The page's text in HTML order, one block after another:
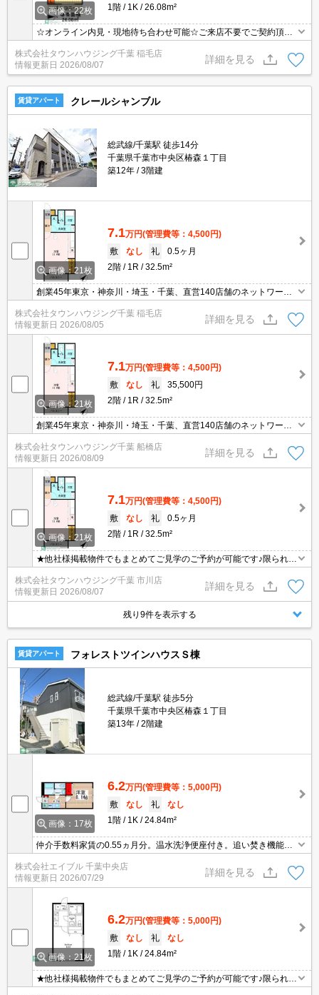
画像：22枚
1階
1K 26.08m²
☆オンライン内見・現地待ち合わせ可能☆ご来店不要でご契約頂く
事も可能です！お部屋探しは【タウンハウジング蘇我店】にお任せ
ください！
株式会社タウンハウジング千葉 稲毛店
情報更新日 2026/08/07
詳細を見る
賃貸アパート クレールシャンブル
総武線/千葉駅 徒歩14分
千葉県千葉市中央区椿森１丁目
築12年
3階建
画像：21枚
7.1万円(管理費等：4,500円)
敷
なし 礼
0.5ヶ月
2階
1R 32.5m²
創業45年東京・神奈川・埼玉・千葉、直営140店舗のネットワーク
でお部屋探しをサポートするタウンハウジング。お部屋探しは【タ
ウンハウジング】にお任せ下さい！
株式会社タウンハウジング千葉 稲毛店
情報更新日 2026/08/05
詳細を見る
画像：21枚
7.1万円(管理費等：4,500円)
敷
なし 礼
35,500円
2階
1R 32.5m²
創業45年東京・神奈川・埼玉・千葉、直営140店舗のネットワーク
でお部屋探しをサポートするタウンハウジング。お部屋探しは【タ
ウンハウジング】にお任せ下さい！
株式会社タウンハウジング千葉 船橋店
情報更新日 2026/08/09
詳細を見る
画像：21枚
7.1万円(管理費等：4,500円)
敷
なし 礼
0.5ヶ月
2階
1R 32.5m²
★他社様掲載物件でもまとめてご見学のご予約が可能です♪限られた
お時間の中で効率よくお部屋探しができるようにお手伝いさせてい
ただきます！お気軽にお問合せ下さい♪
株式会社タウンハウジング千葉 市川店
情報更新日 2026/08/07
詳細を見る
残り9件を表示する
賃貸アパート フォレストツインハウスＳ棟
総武線/千葉駅 徒歩5分
千葉県千葉市中央区椿森１丁目
築13年
2階建
画像：17枚
6.2万円(管理費等：5,000円)
敷
なし 礼
なし
1階
1K 24.84m²
仲介手数料家賃の0.55ヵ月分。温水洗浄便座付き。追い焚き機能付
きバス。独立洗面台。システムキッチン。2口ガスコンロ付。断熱
複層ガラス。ペット可(小型犬のみ)。コンビニへ150m。アコレまで
750m。
株式会社エイブル 千葉中央店
情報更新日 2026/07/29
詳細を見る
画像：21枚
6.2万円(管理費等：5,000円)
敷
なし 礼
なし
1階
1K 24.84m²
★他社様掲載物件でもまとめてご見学のご予約が可能です♪限られた
お時間の中で効率よくお部屋探しができるようにお手伝いさせてい